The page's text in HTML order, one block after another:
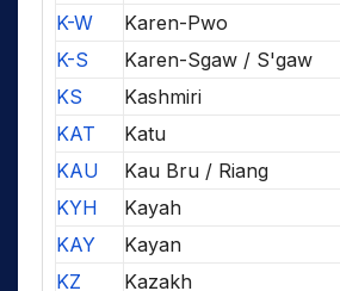
K-W
Karen-Pwo
K-S
Karen-Sgaw / S'gaw
KS
Kashmiri
KAT
Katu
KAU
Kau Bru / Riang
KYH
Kayah
KAY
Kayan
KZ
Kazakh